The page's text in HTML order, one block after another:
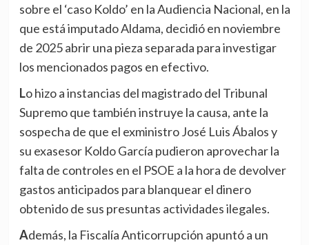
sobre el ‘caso Koldo’ en la Audiencia Nacional, en la
que está imputado Aldama, decidió en noviembre
de 2025 abrir una pieza separada para investigar
los mencionados pagos en efectivo.
Lo hizo a instancias del magistrado del Tribunal
Supremo que también instruye la causa, ante la
sospecha de que el exministro José Luis Ábalos y
su exasesor Koldo García pudieron aprovechar la
falta de controles en el PSOE a la hora de devolver
gastos anticipados para blanquear el dinero
obtenido de sus presuntas actividades ilegales.
Además, la Fiscalía Anticorrupción apuntó a un